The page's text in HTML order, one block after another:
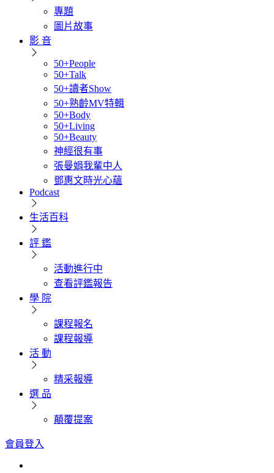
專題
圖片故事
影 音
50+People
50+Talk
50+讀者Show
50+熟齡MV特輯
50+Body
50+Living
50+Beauty
神經很有事
張曼娟我輩中人
鄧惠文時光心蘊
Podcast
生活百科
評 鑑
活動進行中
查看評鑑報告
學 院
課程報名
課程報導
活 動
精采報導
選 品
顛覆提案
會員登入